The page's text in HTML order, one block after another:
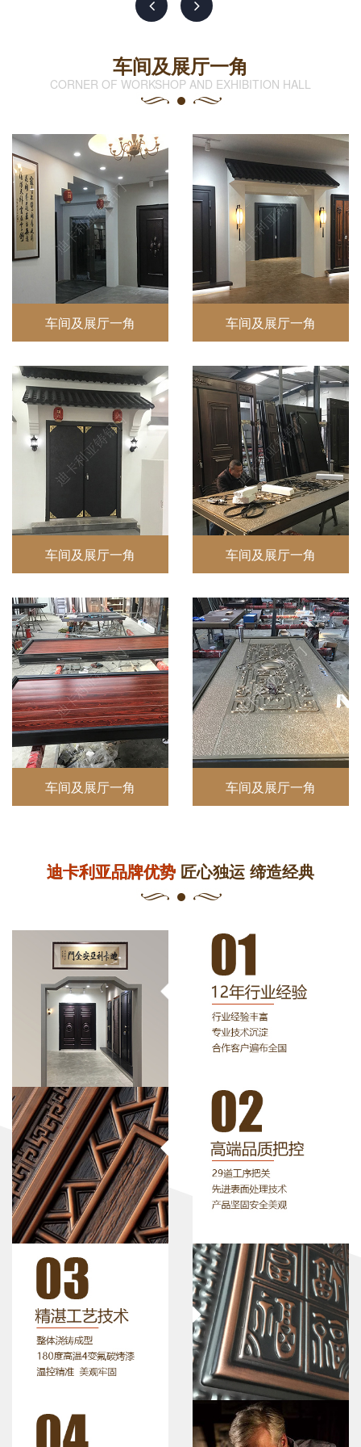
车间及展厅一角
CORNER OF WORKSHOP AND EXHIBITION HALL
车间及展厅一角 车间及展厅一角
车间及展厅一角 车间及展厅一角
车间及展厅一角 车间及展厅一角
迪卡利亚品牌优势 匠心独运 缔造经典